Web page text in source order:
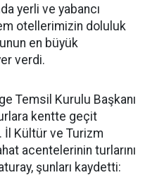
yerli ve yabancı
otellerimizin doluluk
en büyük
verdi.
Temsil Kurulu Başkanı
kentte geçit
Kültür ve Turizm
acentelerinin turlarını
şunları kaydetti: